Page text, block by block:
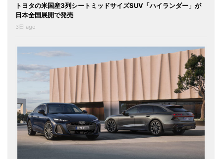
トヨタの米国産3列シートミッドサイズSUV「ハイランダー」が
日本全国展開で発売
3日 ago